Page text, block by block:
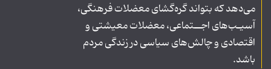
می‌دهد که بتواند گره‌گشای معضلات فرهنگی،
آسیـب‌های اجــتماعی، معضلات معیشتی و
اقتصادی و چالش‌های سیاسی در زندگی مردم
باشد.